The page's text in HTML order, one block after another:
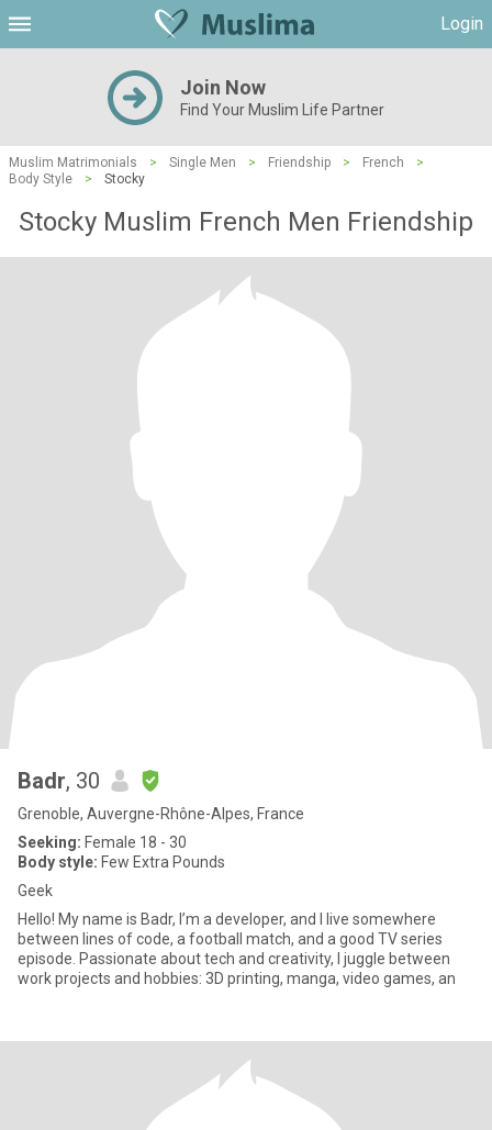
Login
Join Now
Find Your Muslim Life Partner
Muslim Matrimonials > Single Men > Friendship > French
>
Body Style
> Stocky
Stocky Muslim French Men Friendship
Badr, 30
Grenoble, Auvergne-Rhône-Alpes, France
Seeking: Female 18 - 30
Body style: Few Extra Pounds
Geek
Hello! My name is Badr, I’m a developer, and I live somewhere
between lines of code, a football match, and a good TV series
episode. Passionate about tech and creativity, I juggle between
work projects and hobbies: 3D printing, manga, video games, an